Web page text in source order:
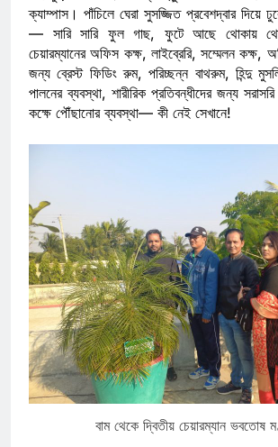
ক্যাম্পাস। পাঁচিলে ঘেরা সুসজ্জিত প্রবেশদ্বার দিয়ে
— সারি সারি ফুল গাছ, ফুটে আছে থোকায়
চেয়ারম্যানের অফিস কক্ষ, লাইব্রেরি, সম্মেলন কক্ষ,
জন্য ব্রেস্ট ফিডিং রুম, পরিচ্ছন্ন বাথরুম, হিন্দু
পালনের ব্যবস্থা, শারীরিক প্রতিবন্ধীদের জন্য
কক্ষে পৌঁছানোর ব্যবস্থা— কী নেই সেখানে!
বাম থেকে দ্বিতীয় চেয়ারম্যান ভবতোষ